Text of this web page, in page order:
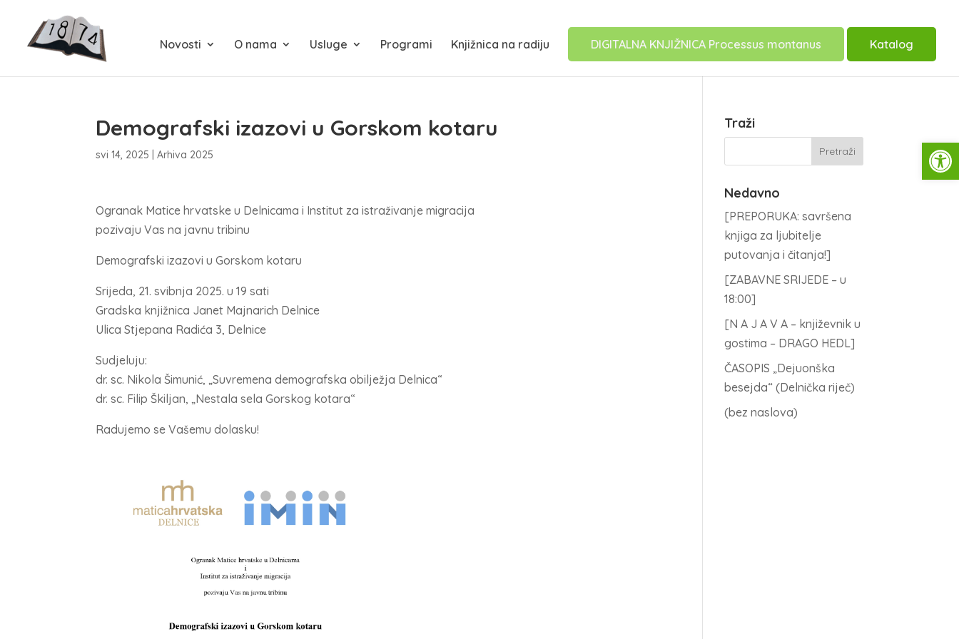
Novosti O nama Usluge Programi Knjižnica na radiju DIGITALNA KNJIŽNICA Processus montanus Katalog
Demografski izazovi u Gorskom kotaru
svi 14, 2025 |Arhiva 2025
Ogranak Matice hrvatske u Delnicama i Institut za istraživanje migracija
pozivaju Vas na javnu tribinu
Demografski izazovi u Gorskom kotaru
Srijeda, 21. svibnja 2025. u 19 sati
Gradska knjižnica Janet Majnarich Delnice
Ulica Stjepana Radića 3, Delnice
Sudjeluju:
dr. sc. Nikola Šimunić, „Suvremena demografska obilježja Delnica“
dr. sc. Filip Škiljan, „Nestala sela Gorskog kotara“
Radujemo se Vašemu dolasku!
Traži
Nedavno
[PREPORUKA: savršena
knjiga za ljubitelje
putovanja i čitanja!]
[ZABAVNE SRIJEDE – u
18:00]
[N A J A V A – književnik u
gostima – DRAGO HEDL]
ČASOPIS „Dejuonška
besejda“ (Delnička riječ)
(bez naslova)